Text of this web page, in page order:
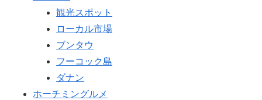
観光スポット
ローカル市場
ブンタウ
フーコック島
ダナン
ホーチミングルメ